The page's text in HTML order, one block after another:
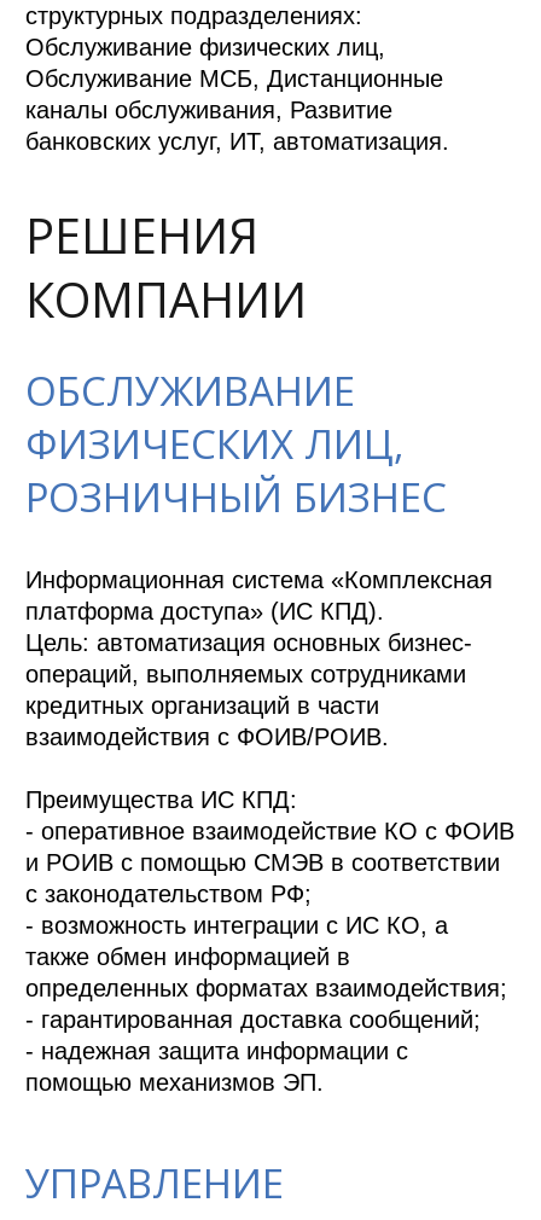
структурных подразделениях:
Обслуживание физических лиц,
Обслуживание МСБ, Дистанционные
каналы обслуживания, Развитие
банковских услуг, ИТ, автоматизация.
РЕШЕНИЯ
КОМПАНИИ
ОБСЛУЖИВАНИЕ
ФИЗИЧЕСКИХ ЛИЦ,
РОЗНИЧНЫЙ БИЗНЕС
Информационная система «Комплексная
платформа доступа» (ИС КПД).
Цель: автоматизация основных бизнес-
операций, выполняемых сотрудниками
кредитных организаций в части
взаимодействия с ФОИВ/РОИВ.
Преимущества ИС КПД:
- оперативное взаимодействие КО с ФОИВ
и РОИВ с помощью СМЭВ в соответствии
с законодательством РФ;
- возможность интеграции с ИС КО, а
также обмен информацией в
определенных форматах взаимодействия;
- гарантированная доставка сообщений;
- надежная защита информации с
УПРАВЛЕНИЕ